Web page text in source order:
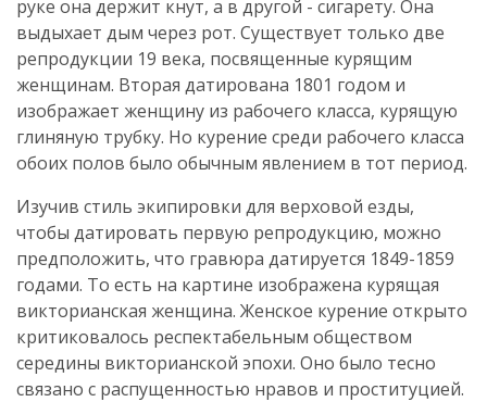
руке она держит кнут, а в другой - сигарету. Она
выдыхает дым через рот. Существует только две
репродукции 19 века, посвященные курящим
женщинам. Вторая датирована 1801 годом и
изображает женщину из рабочего класса, курящую
глиняную трубку. Но курение среди рабочего класса
обоих полов было обычным явлением в тот период.
Изучив стиль экипировки для верховой езды,
чтобы датировать первую репродукцию, можно
предположить, что гравюра датируется 1849-1859
годами. То есть на картине изображена курящая
викторианская женщина. Женское курение открыто
критиковалось респектабельным обществом
середины викторианской эпохи. Оно было тесно
связано с распущенностью нравов и проституцией.